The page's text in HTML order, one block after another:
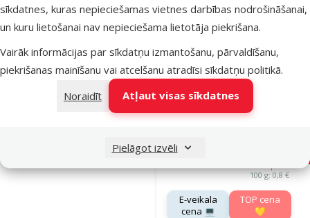
sīkdatnes, kuras nepieciešamas vietnes darbības nodrošināšanai,
un kuru lietošanai nav nepieciešama lietotāja piekrišana.
Vairāk informācijas par sīkdatņu izmantošanu, pārvaldīšanu,
piekrišanas mainīšanu vai atcelšanu atradīsi sīkdatņu politikā.
Noraidīt
Atļaut visas sīkdatnes
Pielāgot izvēli
Noliktavā
Barība
Hairball, 2
100 g: 0,8 €
E-veikala
cena 💻
TOP cena
💛